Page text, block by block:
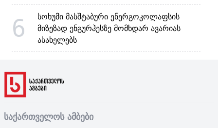
6
სოხუმი მასშტაბური ენერგოკოლაფსის
მიზეზად ენგურჰესზე მომხდარ ავარიას
ასახელებს
საქართველოს ამბები